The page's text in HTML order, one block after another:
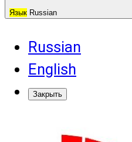
Язык Russian
Russian
English
Закрыть